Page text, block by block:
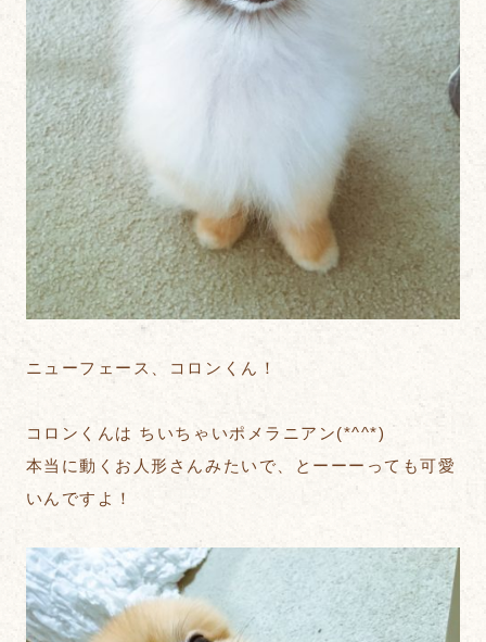
ニューフェース、コロンくん！
コロンくんは ちいちゃいポメラニアン(*^^*)
本当に動くお人形さんみたいで、とーーーっても可愛
いんですよ！